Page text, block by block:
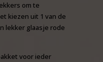
om te
kiezen uit 1 van de
lekker glaasje rode
voor ieder